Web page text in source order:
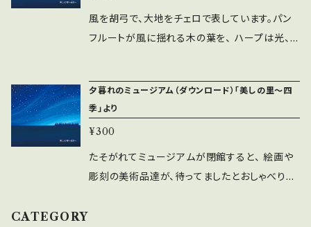
風を胡弓で、大地をチェロで表しています。パン
フルートが風に揺れる木の葉を、 ハープは光、パ
／堀沢真己 パンフルート／旭孝 ハープ／朝
川朋之 レコーディング／Kim Studio 作曲
／黒石ひとみ ©️Kim Co.,Ltd.
夕暮れのミュージアム（ダウンロード）「美しの里〜四
季」より
¥300
たそがれてミュージアムが閉館すると、 絵画や
彫刻の美術品達が、待ってましたとおしゃべりし
CATEGORY